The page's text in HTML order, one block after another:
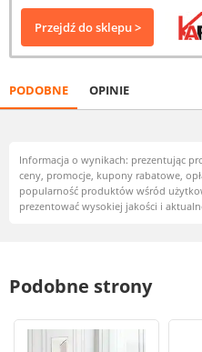
Przejdź do sklepu >
PODOBNE OPINIE
Informacja o wynikach: prezentując
ceny, promocje, kupony rabatowe,
popularność produktów wśród
prezentować wysokiej jakości i
Podobne strony